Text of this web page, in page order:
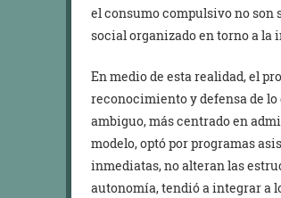
el consumo compulsivo no
social organizado en torno a
En medio de esta realidad, el
reconocimiento y defensa de
ambiguo, más centrado en
modelo, optó por programas
inmediatas, no alteran las
autonomía, tendió a integrar a